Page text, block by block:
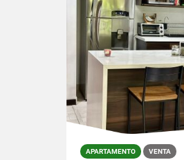
APARTAMENTO VENTA